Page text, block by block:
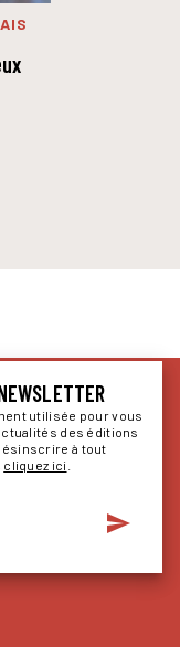
utilisée pour vous
des éditions
à tout
cliquez ici
send